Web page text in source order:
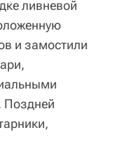
ливневой
и замостили
Поздней